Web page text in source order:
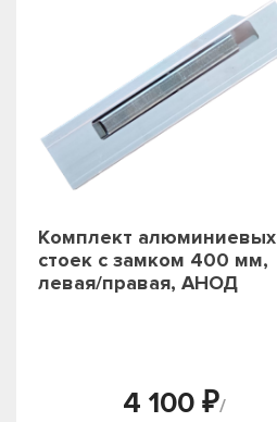
Комплект алюминиевых
стоек с замком 400 мм,
левая/правая, АНОД
4 100 ₽/